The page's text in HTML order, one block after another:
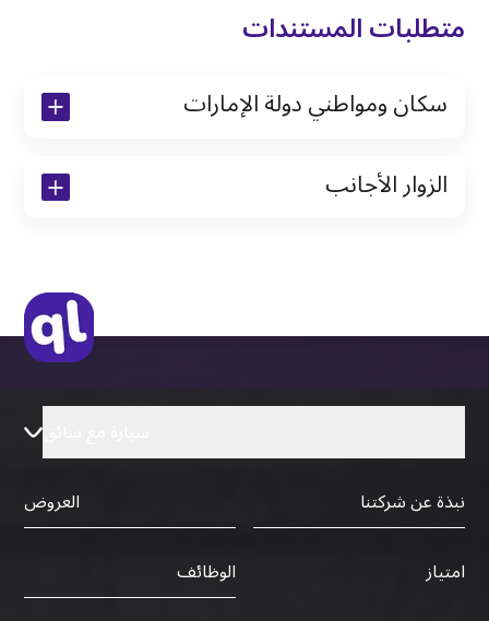
متطلبات المستندات
سكان ومواطني دولة الإمارات
نسخة من تأشيرة الاقامة
الزوار الأجانب
نبذة عن شركتنا
العروض
امتياز
الوظائف